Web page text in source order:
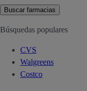
Buscar farmacias
Búsquedas populares
CVS
Walgreens
Costco